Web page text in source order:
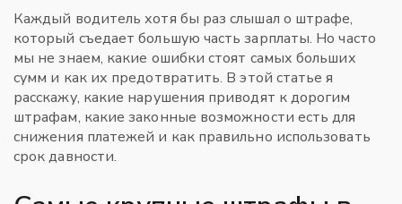
Каждый водитель хотя бы раз слышал о штрафе,
который съедает большую часть зарплаты. Но часто
мы не знаем, какие ошибки стоят самых больших
сумм и как их предотвратить. В этой статье я
расскажу, какие нарушения приводят к дорогим
штрафам, какие законные возможности есть для
снижения платежей и как правильно использовать
срок давности.